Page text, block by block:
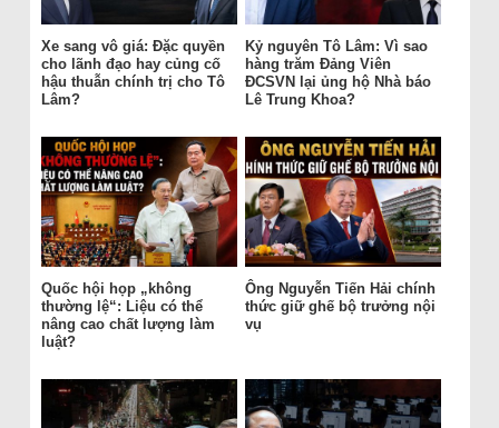
Xe sang vô giá: Đặc quyền
cho lãnh đạo hay củng cố
hậu thuẫn chính trị cho Tô
Lâm?
Kỷ nguyên Tô Lâm: Vì sao
hàng trăm Đảng Viên
ĐCSVN lại ủng hộ Nhà báo
Lê Trung Khoa?
Quốc hội họp „không
thường lệ“: Liệu có thể
nâng cao chất lượng làm
luật?
Ông Nguyễn Tiến Hải chính
thức giữ ghế bộ trưởng nội
vụ